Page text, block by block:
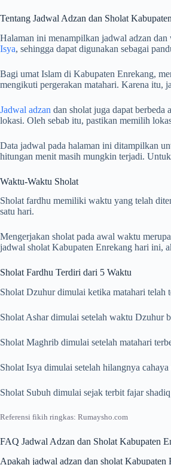
Tentang Jadwal Adzan dan Sholat
Halaman ini menampilkan jadwal adzan
Isya, sehingga dapat digunakan sebagai
Bagi umat Islam di Kabupaten Enrekang,
mengikuti pergerakan matahari. Karena itu,
Jadwal adzan dan sholat juga dapat
lokasi. Oleh sebab itu, pastikan memilih
Data jadwal pada halaman ini ditampilkan
hitungan menit masih mungkin terjadi.
Waktu-Waktu Sholat
Sholat fardhu memiliki waktu yang telah
satu hari.
Mengerjakan sholat pada awal waktu
jadwal sholat Kabupaten Enrekang hari ini,
Sholat Fardhu Terdiri dari 5 Waktu
Sholat Dzuhur dimulai ketika matahari telah
Sholat Ashar dimulai setelah waktu Dzuhur
Sholat Maghrib dimulai setelah matahari
Sholat Isya dimulai setelah hilangnya
Sholat Subuh dimulai sejak terbit fajar
Referensi fikih ringkas: Rumaysho.com
FAQ Jadwal Adzan dan Sholat Kabupaten
Apakah jadwal adzan dan sholat Kabupaten